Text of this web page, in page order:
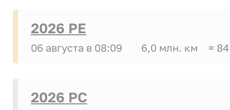
2026 PE
06 августа в 08:09 6,0 млн. км ≈
2026 PC